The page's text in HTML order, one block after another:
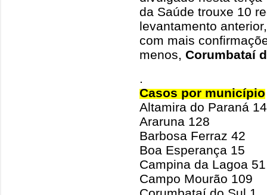
da Saúde trouxe 10
levantamento
com mais
menos, Corumbataí
.
Casos por município
Altamira do Paraná
Araruna 128
Barbosa Ferraz 42
Boa Esperança 15
Campina da Lagoa 51
Campo Mourão 109